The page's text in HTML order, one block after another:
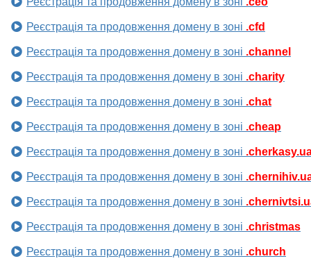
Реєстрація та продовження домену в зоні .cfd
Реєстрація та продовження домену в зоні .channel
Реєстрація та продовження домену в зоні .charity
Реєстрація та продовження домену в зоні .chat
Реєстрація та продовження домену в зоні .cheap
Реєстрація та продовження домену в зоні
Реєстрація та продовження домену в зоні
Реєстрація та продовження домену в зоні
Реєстрація та продовження домену в зоні .christmas
Реєстрація та продовження домену в зоні .church